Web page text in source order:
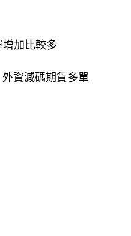
增加比較多
資減碼期貨多單